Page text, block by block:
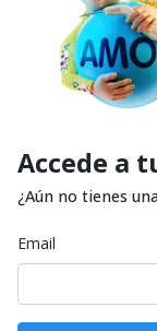
Accede a
¿Aún no tienes
Email